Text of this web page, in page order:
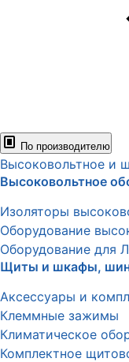
По производителю
Высоковольтное и
Высоковольтное
Изоляторы
Оборудование
Оборудование для
Щиты и шкафы,
Аксессуары и
Клеммные зажимы
Климатическое
Комплектное